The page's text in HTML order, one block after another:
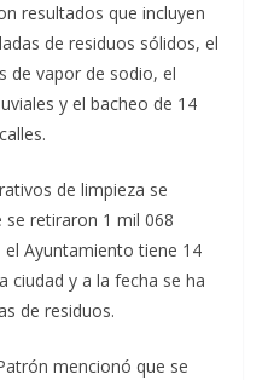
resultados que incluyen
de residuos sólidos, el
de vapor de sodio, el
y el bacheo de 14
de limpieza se
retiraron 1 mil 068
Ayuntamiento tiene 14
ciudad y a la fecha se ha
de residuos.
mencionó que se